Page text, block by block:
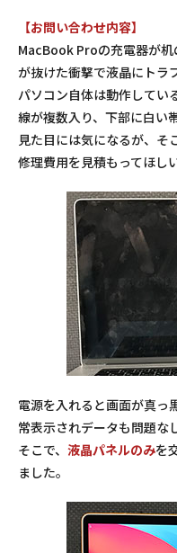
【お問い合わせ内容】
MacBook Proの充電器が
が抜けた衝撃で液晶にトラ
パソコン自体は動作してい
線が複数入り、下部に白い
見た目には気になるが、そ
修理費用を見積もってほしい
電源を入れると画面が真っ
常表示されデータも問題な
そこで、 液晶パネルのみを
ました。